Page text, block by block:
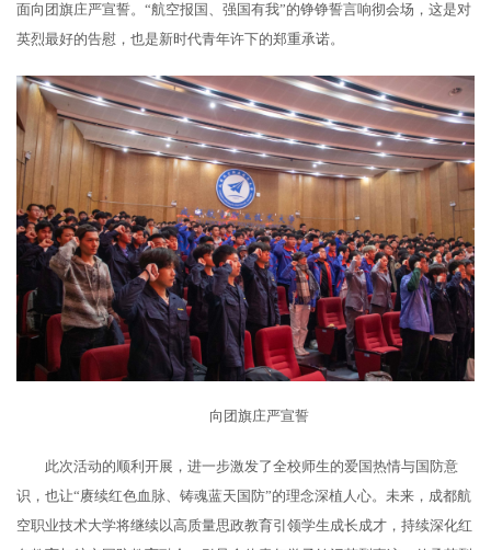
面向团旗庄严宣誓。“航空报国、强国有我”的铮铮誓言响彻会场，这是对
英烈最好的告慰，也是新时代青年许下的郑重承诺。
向团旗庄严宣誓
此次活动的顺利开展，进一步激发了全校师生的爱国热情与国防意
识，也让“赓续红色血脉、铸魂蓝天国防”的理念深植人心。未来，成都航
空职业技术大学将继续以高质量思政教育引领学生成长成才，持续深化红